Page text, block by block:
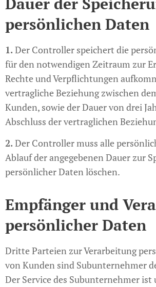
persönlichen Daten
1. Der Controller speichert die
für den notwendigen Zeitraum zur
Rechte und Verpflichtungen
vertragliche Beziehung zwischen
Kunden, sowie der Dauer von drei
Abschluss der vertraglichen
2. Der Controller muss alle
Ablauf der angegebenen Dauer zur
persönlicher Daten löschen.
Empfänger und
persönlicher Daten
Dritte Parteien zur Verarbeitung
von Kunden sind Subunternehmer
Der Service des Subunternehmer